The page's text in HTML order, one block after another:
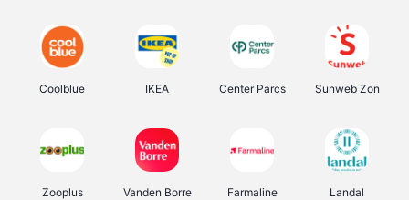
Coolblue IKEA Center Parcs Sunweb Zon
Zooplus Vanden Borre Farmaline Landal